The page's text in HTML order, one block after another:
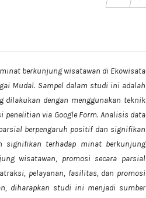
berkunjung wisatawan di Ekowisata
Mudal. Sampel dalam studi ini adalah
dilakukan dengan menggunakan teknik
via Google Form. Analisis data
berpengaruh positif dan signifikan
signifikan terhadap minat berkunjung
wisatawan, promosi secara parsial
pelayanan, fasilitas, dan promosi
diharapkan studi ini menjadi sumber